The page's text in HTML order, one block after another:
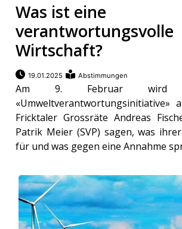
Was ist eine
verantwortungsvolle
Wirtschaft?
19.01.2025 Abstimmungen
Am 9. Februar wird
«Umweltverantwortungsinitiative»
Fricktaler Grossräte Andreas
Patrik Meier (SVP) sagen, was
für und was gegen eine Annahme